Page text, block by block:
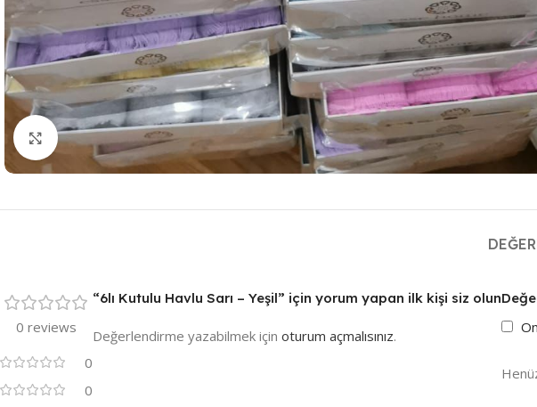
Resmi Büyüt
0 reviews
0
0
“6lı Kutulu Havlu Sarı – Yeşil” için yorum yapan ilk kişi siz olun
Değerlendirme yazabilmek için oturum açmalısınız.